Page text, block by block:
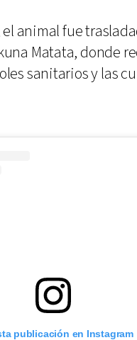
animal fue
Matata, donde
sanitarios y las
publicación en Instagram